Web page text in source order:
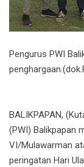
Pengurus PWI
BALIKPAPAN,
(PWI) Balikpapan
VI/Mulawarman
peringatan Hari